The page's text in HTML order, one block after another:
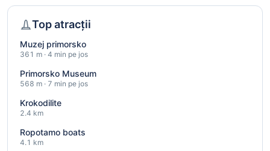
Top atracții
Muzej primorsko
361 m · 4 min pe jos
Primorsko Museum
568 m · 7 min pe jos
Krokodilite
2.4 km
Ropotamo boats
4.1 km